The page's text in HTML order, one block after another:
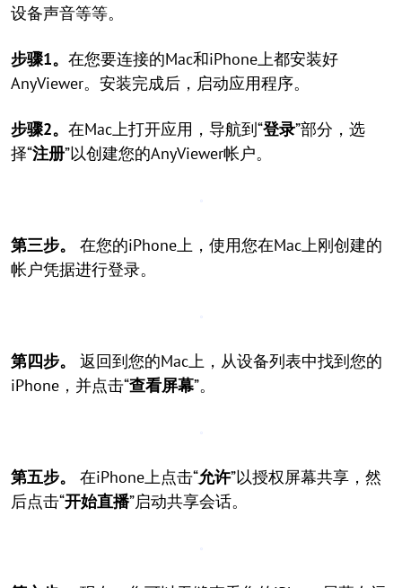
设备声音等等。
步骤1。 在您要连接的Mac和iPhone上都安装好
AnyViewer。安装完成后，启动应用程序。
步骤2。 在Mac上打开应用，导航到“登录”部分，选
择“注册”以创建您的AnyViewer帐户。
第三步。
在您的iPhone上，使用您在Mac上刚创建的
帐户凭据进行登录。
第四步。
返回到您的Mac上，从设备列表中找到您的
iPhone，并点击“查看屏幕”。
第五步。 在iPhone上点击“允许”以授权屏幕共享，然
后点击“开始直播”启动共享会话。